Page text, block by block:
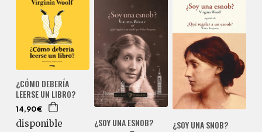
¿CÓMO DEBERÍA
LEERSE UN LIBRO?
14,90€
disponible ¿SOY UNA ESNOB? ¿SOY UNA SNOB?